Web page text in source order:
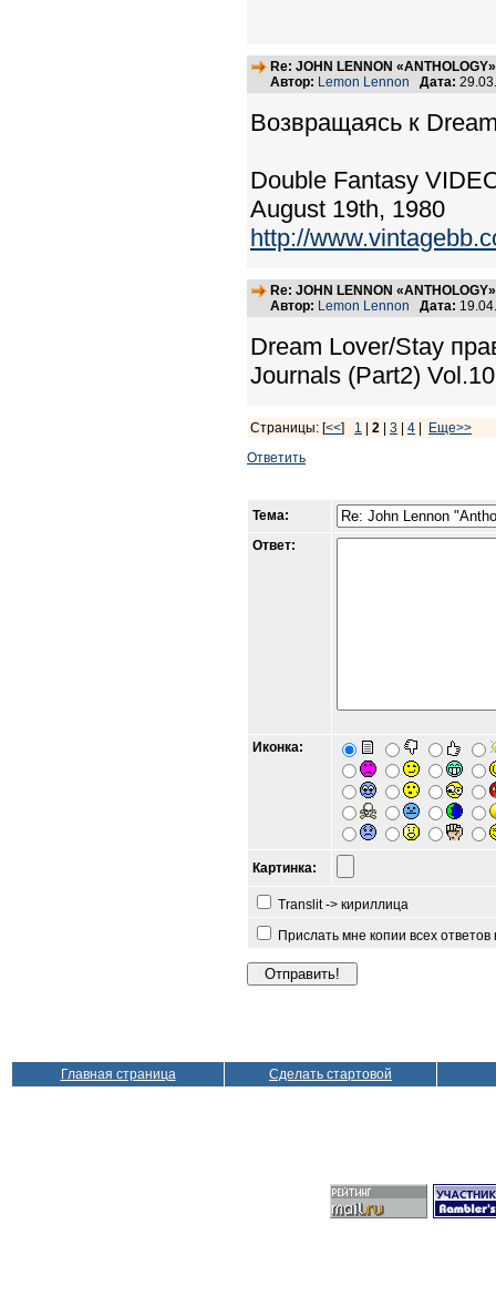
Re: JOHN LENNON
Автор: Lemon Lennon Дата:
Возвращаясь к
Double Fantasy
August 19th, 1980
http://
Re: JOHN LENNON
Автор: Lemon Lennon Дата:
Dream Lover/Stay
Journals (Part2)
Страницы: [<<] 1 2 3 4
Еще>>
Ответить
Тема:
Ответ:
Иконка:
Картинка:
Translit -> кириллица
Прислать мне копии всех
Главная страница Сделать стартовой